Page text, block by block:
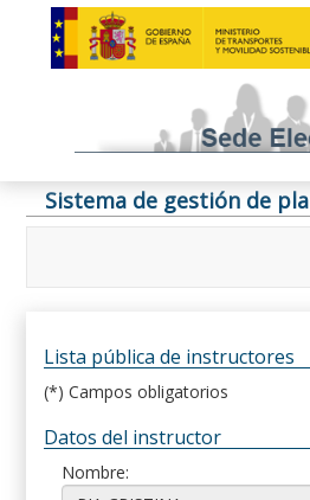
Sistema de gestión de
Lista pública de instructores
(*) Campos obligatorios
Datos del instructor
Nombre: